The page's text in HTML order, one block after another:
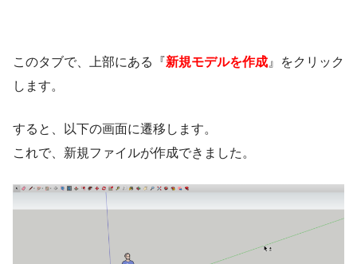
このタブで、上部にある『新規モデルを作成 』をクリック
します。
すると、以下の画面に遷移します。
これで、新規ファイルが作成できました。